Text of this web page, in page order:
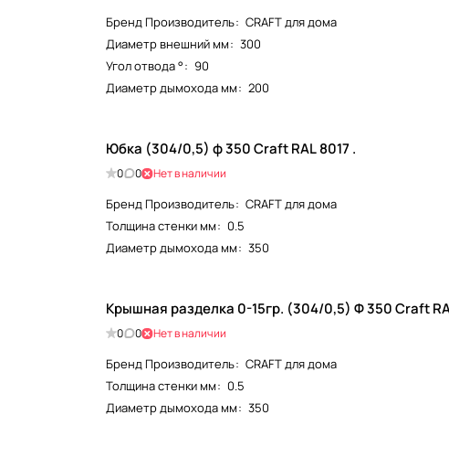
Бренд Производитель: CRAFT для дома
Диаметр внешний мм: 300
Угол отвода °: 90
Диаметр дымохода мм: 200
Юбка (304/0,5) ф 350 Craft RAL 8017 .
0 0 Нет в наличии
Бренд Производитель: CRAFT для дома
Толщина стенки мм: 0.5
Диаметр дымохода мм: 350
Крышная разделка 0-15гр. (304/0,5) Ф 350 Craft
0 0 Нет в наличии
Бренд Производитель: CRAFT для дома
Толщина стенки мм: 0.5
Диаметр дымохода мм: 350